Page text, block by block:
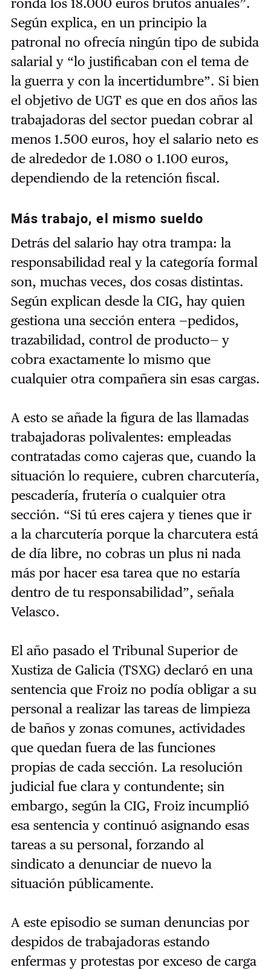
Según explica, en un principio la
patronal no ofrecía ningún tipo de subida
salarial y “lo justificaban con el tema de
la guerra y con la incertidumbre”. Si bien
el objetivo de UGT es que en dos años las
trabajadoras del sector puedan cobrar al
menos 1.500 euros, hoy el salario neto es
de alrededor de 1.080 o 1.100 euros,
dependiendo de la retención fiscal.
Más trabajo, el mismo sueldo
Detrás del salario hay otra trampa: la
responsabilidad real y la categoría formal
son, muchas veces, dos cosas distintas.
Según explican desde la CIG, hay quien
gestiona una sección entera —pedidos,
trazabilidad, control de producto— y
cobra exactamente lo mismo que
cualquier otra compañera sin esas cargas.
A esto se añade la figura de las llamadas
trabajadoras polivalentes: empleadas
contratadas como cajeras que, cuando la
situación lo requiere, cubren charcutería,
pescadería, frutería o cualquier otra
sección. “Si tú eres cajera y tienes que ir
a la charcutería porque la charcutera está
de día libre, no cobras un plus ni nada
más por hacer esa tarea que no estaría
dentro de tu responsabilidad”, señala
Velasco.
El año pasado el Tribunal Superior de
Xustiza de Galicia (TSXG) declaró en una
sentencia que Froiz no podía obligar a su
personal a realizar las tareas de limpieza
de baños y zonas comunes, actividades
que quedan fuera de las funciones
propias de cada sección. La resolución
judicial fue clara y contundente; sin
embargo, según la CIG, Froiz incumplió
esa sentencia y continuó asignando esas
tareas a su personal, forzando al
sindicato a denunciar de nuevo la
situación públicamente.
A este episodio se suman denuncias por
despidos de trabajadoras estando
enfermas y protestas por exceso de carga